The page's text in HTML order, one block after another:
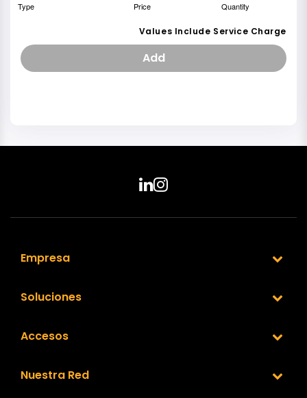
Type Price Quantity
Values Include Service Charge
Add
Empresa
Soluciones
Accesos
Nuestra Red